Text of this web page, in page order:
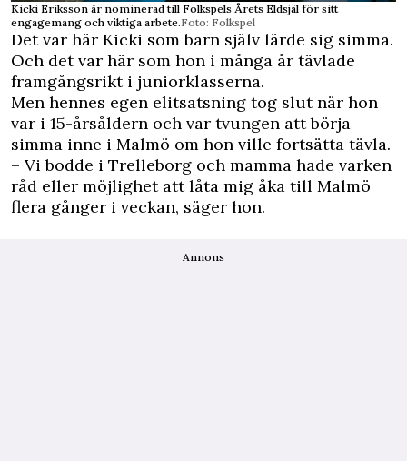
Kicki Eriksson är nominerad till Folkspels Årets Eldsjäl för sitt
engagemang och viktiga arbete.Foto: Folkspel
Det var här Kicki som barn själv lärde sig simma.
Och det var här som hon i många år tävlade
framgångsrikt i juniorklasserna.
Men hennes egen elitsatsning tog slut när hon
var i 15-årsåldern och var tvungen att börja
simma inne i Malmö om hon ville fortsätta tävla.
– Vi bodde i Trelleborg och mamma hade varken
råd eller möjlighet att låta mig åka till Malmö
flera gånger i veckan, säger hon.
Annons